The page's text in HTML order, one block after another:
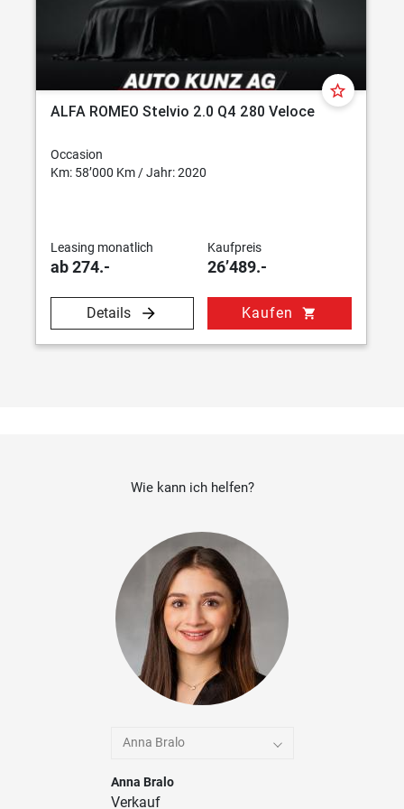
star_border
ALFA ROMEO Stelvio 2.0 Q4 280 Veloce
Occasion
Km: 58’000 Km / Jahr: 2020
Leasing monatlich
ab 274.-
Kaufpreis
26’489.-
Details Kaufen shopping_cart
Wie kann ich helfen?
Anna Bralo
Anna Bralo
Verkauf